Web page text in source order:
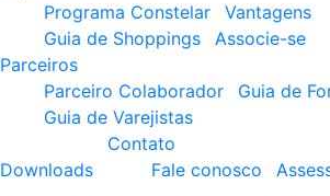
Programa Constelar
Vantagens
Guia de Shoppings
Associe-se
Parceiros
Parceiro Colaborador
Guia de
Guia de Varejistas
Downloads
Contato
Fale conosco